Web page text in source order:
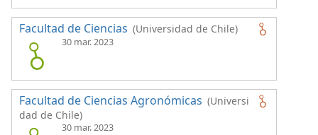
Facultad de Ciencias (Universidad de Chile)
30 mar. 2023
Facultad de Ciencias Agronómicas (Universi
dad de Chile)
30 mar. 2023